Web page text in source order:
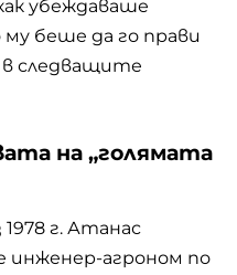
убеждаваше
беше да го прави
следващите
на „голямата
г. Атанас
инженер-агроном по